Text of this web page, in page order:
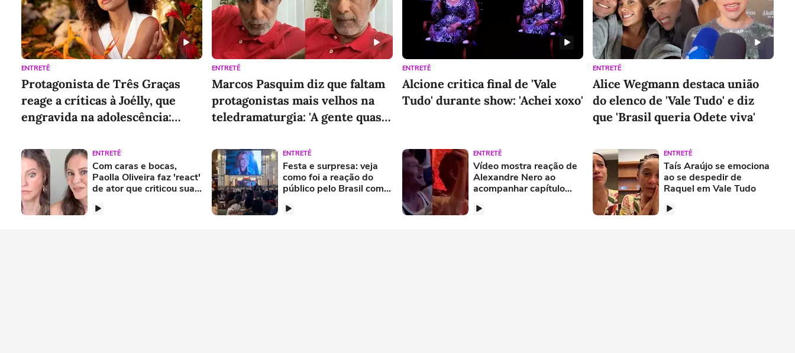
Conhecer produto Conhecer produto Conhecer produto
ENTRETÊ
Protagonista de Três Graças
reage a críticas à Joélly, que
engravida na adolescência:
ENTRETÊ
Marcos Pasquim diz que faltam
protagonistas mais velhos na
teledramaturgia: 'A gente quase
ENTRETÊ
Alcione critica final de 'Vale
Tudo' durante show: 'Achei xoxo'
ENTRETÊ
Alice Wegmann destaca união
do elenco de 'Vale Tudo' e diz
que 'Brasil queria Odete viva'
ENTRETÊ
Com caras e bocas,
Paolla Oliveira faz 'react'
de ator que criticou sua
ENTRETÊ
Festa e surpresa: veja
como foi a reação do
público pelo Brasil com a
Roitman não morreu
ENTRETÊ
Vídeo mostra reação de
Alexandre Nero ao
acompanhar capítulo
ENTRETÊ
Taís Araújo se emociona
ao se despedir de
Raquel em Vale Tudo